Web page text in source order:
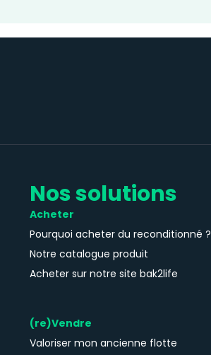
Nos solutions
Acheter
Pourquoi acheter du reconditionné ?
Notre catalogue produit
Acheter sur notre site bak2life
(re)Vendre
Valoriser mon ancienne flotte